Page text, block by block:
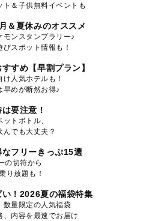
ト＆子供無料イベントも
＆夏休みのオススメ
モンスタンプラリー♪
びスポット情報も！
すめ【早割プラン】
け人気ホテルも！
早めが断然お得♪
要注意！
トボトル、
んでも大丈夫？
フリーきっぷ15選
の切符から
り放題も！
い！2026夏の福袋特集
数量限定の人気福袋
、内容を最速でお届け